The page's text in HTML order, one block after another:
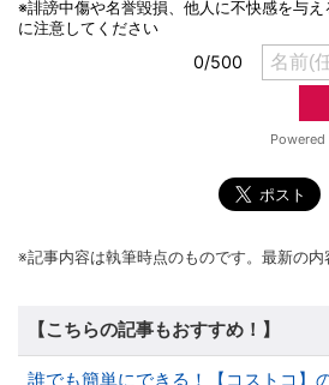
※記事内容は執筆時点のものです。最新の内
【こちらの記事もおすすめ！】
誰でも簡単にできる！【コストコ】